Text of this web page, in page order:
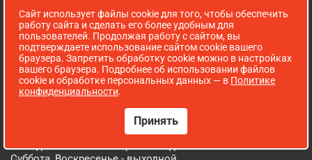
г. Чебоксары, Базовый проезд, д.3
Тел.: +7 (8352) 57-07-33, 57-07-32, 57-07-31
Часы работы:
Понедельник – Пятница: с 8:00 до 19:00
Суббота, Воскресенье: с 8:00 до 16:00
г. Чебоксары, ул.Водопроводная, д.9/77
Тел.: +7 (8352) 58-10-87, 58-03-64
Понедельник – Пятница: с 8:00 до 18:00
Сайт использует файлы cookie для того, чтобы обеспечить
работу сайта и сделать его более удобным для
пользователей. Продолжая работу с сайтом, вы
подтверждаете использование сайтом cookie вашего
браузера. Запретить обработку cookie можно в настройках
вашего браузера. Подробнее об использовании файлов
cookie и обработке персональных данных — в Политике
конфиденциальности.
Принять